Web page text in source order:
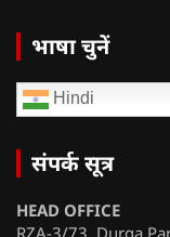
भाषा चुनें
Hindi
संपर्क सूत्र
HEAD OFFICE
RZA-3/73 Durga